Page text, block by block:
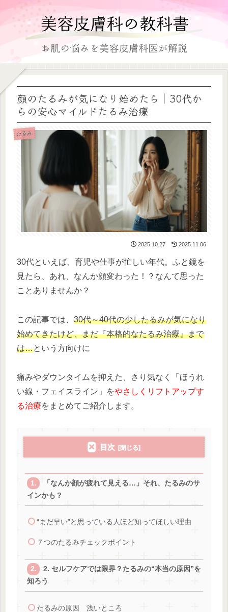
顔のたるみが気になり始めたら｜30代か
らの安心マイルドたるみ治療
たるみ
2025.10.27 2025.11.06
30代といえば、育児や仕事が忙しい年代。ふと鏡を
見たら、あれ、なんか顔変わった！？なんて思った
ことありませんか？
この記事では、 30代～40代の少したるみが気になり
始めてきたけど、まだ『本格的なたるみ治療』まで
は…という方向けに
痛みやダウンタイムを抑えた、さり気なく「ほうれ
い線・フェイスライン」をやさしくリフトアップす
る治療をまとめてご紹介します。
目次
「なんか顔が疲れて見える…」それ、たるみのサ
インかも？
“まだ早い”と思っている人ほど知ってほしい理由
７つのたるみチェックポイント
2. セルフケアでは限界？たるみの“本当の原因”を
知ろう
たるみの原因 浅いところ